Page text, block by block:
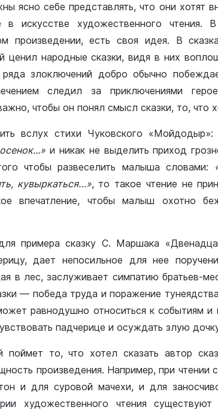
ясно себе представлять, что они хотят
в искусстве художественного
произведении, есть своя идея. В
ценил народные сказки, видя в них
ряда злоключений добро обычно
следил за приключениями
чтобы он понял смысл сказки, то, что
вслух стихи Чуковского «Мойдодыр»:
и никак не выделить приход
чтобы развеселить малыша словами:
кувыркаться…», то такое чтение не
впечатление, чтобы малыш охотно
примера сказку С. Маршака
дает непосильное для нее
в лес, заслуживает симпатию братьев-
— победа труда и поражение
равнодушно относиться к событиям
падчерице и осуждать злую
поймет то, что хотел сказать автор
произведения. Например, при чтении
и для суровой мачехи, и для
художественного чтения существуют